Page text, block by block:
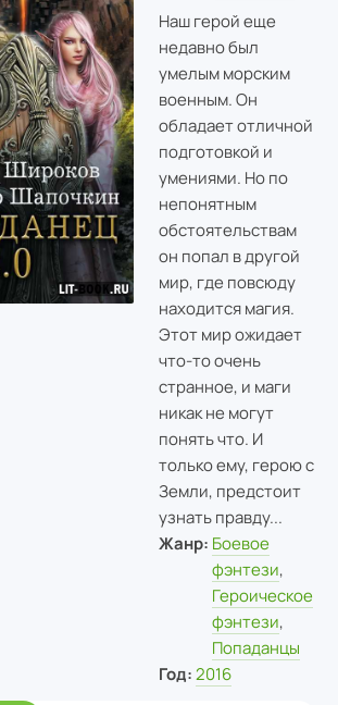
Наш герой еще
недавно был
умелым морским
военным. Он
обладает отличной
подготовкой и
умениями. Но по
непонятным
обстоятельствам
он попал в другой
мир, где повсюду
находится магия.
Этот мир ожидает
что-то очень
странное, и маги
никак не могут
понять что. И
только ему, герою с
Земли, предстоит
узнать правду...
Жанр: Боевое
фэнтези,
Героическое
фэнтези,
Попаданцы
Год: 2016